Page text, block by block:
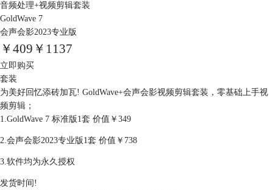
音频处理+视频剪辑套装
GoldWave 7
会声会影2023专业版
￥409 ￥1137
立即购买
套装
为美好回忆添砖加瓦! GoldWave+会声会影视频剪辑套装，零基础上手视
频剪辑；
1.GoldWave 7 标准版1套 价值￥349
2.会声会影2023专业版1套 价值￥738
3.软件均为永久授权
发货时间 !